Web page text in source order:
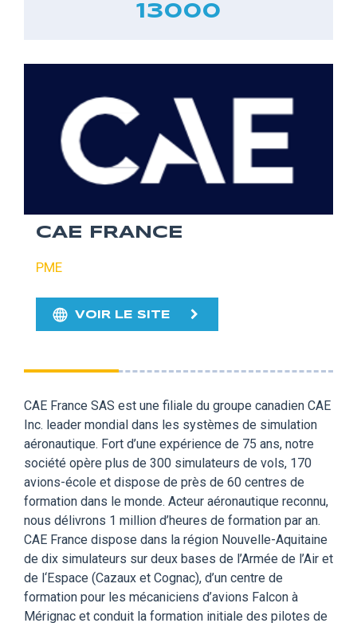
13000
CAE FRANCE
PME
VOIR LE SITE
CAE France SAS est une filiale du groupe canadien CAE
Inc. leader mondial dans les systèmes de simulation
aéronautique. Fort d’une expérience de 75 ans, notre
société opère plus de 300 simulateurs de vols, 170
avions-école et dispose de près de 60 centres de
formation dans le monde. Acteur aéronautique reconnu,
nous délivrons 1 million d’heures de formation par an.
CAE France dispose dans la région Nouvelle-Aquitaine
de dix simulateurs sur deux bases de l’Armée de l’Air et
de l‘Espace (Cazaux et Cognac), d’un centre de
formation pour les mécaniciens d’avions Falcon à
Mérignac et conduit la formation initiale des pilotes de